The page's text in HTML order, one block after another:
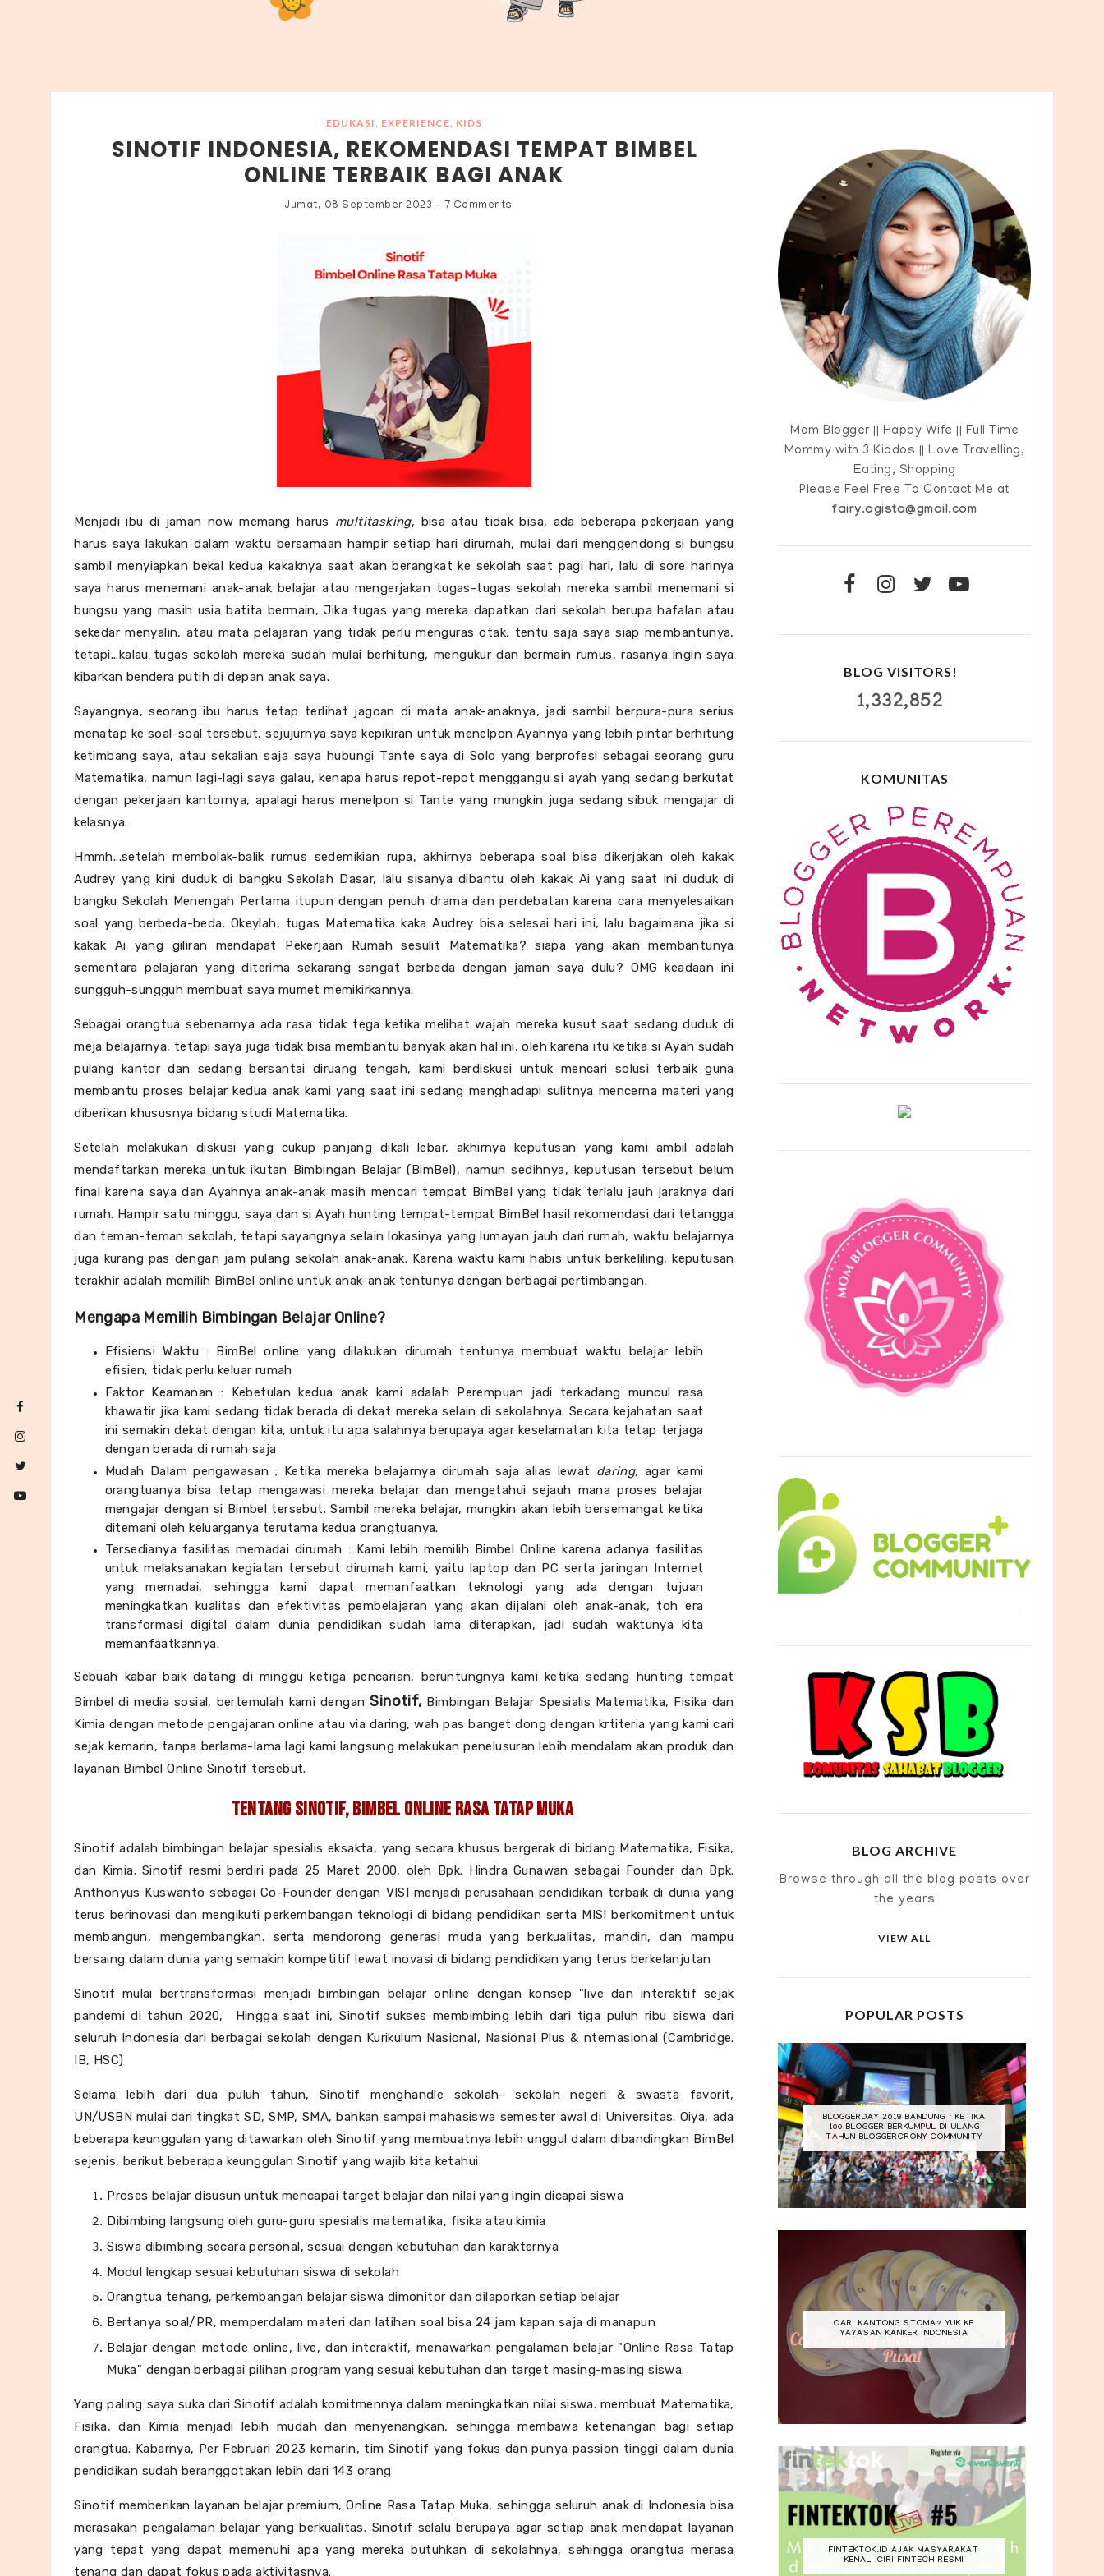
EDUKASI, EXPERIENCE, KIDS
SINOTIF INDONESIA, REKOMENDASI TEMPAT BIMBEL
ONLINE TERBAIK BAGI ANAK
Jumat, 08 September 2023 - 7 Comments
Menjadi ibu di jaman now memang harus multitasking, bisa atau tidak bisa, ada beberapa pekerjaan yang
harus saya lakukan dalam waktu bersamaan hampir setiap hari dirumah, mulai dari menggendong si bungsu
sambil menyiapkan bekal kedua kakaknya saat akan berangkat ke sekolah saat pagi hari, lalu di sore harinya
saya harus menemani anak-anak belajar atau mengerjakan tugas-tugas sekolah mereka sambil menemani si
bungsu yang masih usia batita bermain, Jika tugas yang mereka dapatkan dari sekolah berupa hafalan atau
sekedar menyalin, atau mata pelajaran yang tidak perlu menguras otak, tentu saja saya siap membantunya,
tetapi...kalau tugas sekolah mereka sudah mulai berhitung, mengukur dan bermain rumus, rasanya ingin saya
kibarkan bendera putih di depan anak saya.
Sayangnya, seorang ibu harus tetap terlihat jagoan di mata anak-anaknya, jadi sambil berpura-pura serius
menatap ke soal-soal tersebut, sejujurnya saya kepikiran untuk menelpon Ayahnya yang lebih pintar berhitung
ketimbang saya, atau sekalian saja saya hubungi Tante saya di Solo yang berprofesi sebagai seorang guru
Matematika, namun lagi-lagi saya galau, kenapa harus repot-repot menggangu si ayah yang sedang berkutat
dengan pekerjaan kantornya, apalagi harus menelpon si Tante yang mungkin juga sedang sibuk mengajar di
kelasnya.
Hmmh...setelah membolak-balik rumus sedemikian rupa, akhirnya beberapa soal bisa dikerjakan oleh kakak
Audrey yang kini duduk di bangku Sekolah Dasar, lalu sisanya dibantu oleh kakak Ai yang saat ini duduk di
bangku Sekolah Menengah Pertama itupun dengan penuh drama dan perdebatan karena cara menyelesaikan
soal yang berbeda-beda. Okeylah, tugas Matematika kaka Audrey bisa selesai hari ini, lalu bagaimana jika si
kakak Ai yang giliran mendapat Pekerjaan Rumah sesulit Matematika? siapa yang akan membantunya
sementara pelajaran yang diterima sekarang sangat berbeda dengan jaman saya dulu? OMG keadaan ini
sungguh-sungguh membuat saya mumet memikirkannya.
Sebagai orangtua sebenarnya ada rasa tidak tega ketika melihat wajah mereka kusut saat sedang duduk di
meja belajarnya, tetapi saya juga tidak bisa membantu banyak akan hal ini, oleh karena itu ketika si Ayah sudah
pulang kantor dan sedang bersantai diruang tengah, kami berdiskusi untuk mencari solusi terbaik guna
membantu proses belajar kedua anak kami yang saat ini sedang menghadapi sulitnya mencerna materi yang
diberikan khususnya bidang studi Matematika.
Setelah melakukan diskusi yang cukup panjang dikali lebar, akhirnya keputusan yang kami ambil adalah
mendaftarkan mereka untuk ikutan Bimbingan Belajar (BimBel), namun sedihnya, keputusan tersebut belum
final karena saya dan Ayahnya anak-anak masih mencari tempat BimBel yang tidak terlalu jauh jaraknya dari
rumah. Hampir satu minggu, saya dan si Ayah hunting tempat-tempat BimBel hasil rekomendasi dari tetangga
dan teman-teman sekolah, tetapi sayangnya selain lokasinya yang lumayan jauh dari rumah, waktu belajarnya
juga kurang pas dengan jam pulang sekolah anak-anak. Karena waktu kami habis untuk berkeliling, keputusan
terakhir adalah memilih BimBel online untuk anak-anak tentunya dengan berbagai pertimbangan.
Mengapa Memilih Bimbingan Belajar Online?
Efisiensi Waktu : BimBel online yang dilakukan dirumah tentunya membuat waktu belajar lebih
efisien, tidak perlu keluar rumah
Faktor Keamanan : Kebetulan kedua anak kami adalah Perempuan jadi terkadang muncul rasa
khawatir jika kami sedang tidak berada di dekat mereka selain di sekolahnya. Secara kejahatan saat
ini semakin dekat dengan kita, untuk itu apa salahnya berupaya agar keselamatan kita tetap terjaga
dengan berada di rumah saja
Mudah Dalam pengawasan ; Ketika mereka belajarnya dirumah saja alias lewat daring, agar kami
orangtuanya bisa tetap mengawasi mereka belajar dan mengetahui sejauh mana proses belajar
mengajar dengan si Bimbel tersebut. Sambil mereka belajar, mungkin akan lebih bersemangat ketika
ditemani oleh keluarganya terutama kedua orangtuanya.
Tersedianya fasilitas memadai dirumah : Kami lebih memilih Bimbel Online karena adanya fasilitas
untuk melaksanakan kegiatan tersebut dirumah kami, yaitu laptop dan PC serta jaringan Internet
yang memadai, sehingga kami dapat memanfaatkan teknologi yang ada dengan tujuan
meningkatkan kualitas dan efektivitas pembelajaran yang akan dijalani oleh anak-anak, toh era
transformasi digital dalam dunia pendidikan sudah lama diterapkan, jadi sudah waktunya kita
memanfaatkannya.
Sebuah kabar baik datang di minggu ketiga pencarian, beruntungnya kami ketika sedang hunting tempat
Bimbel di media sosial, bertemulah kami denganSinotif, Bimbingan Belajar Spesialis Matematika, Fisika dan
Kimia dengan metode pengajaran online atau via daring, wah pas banget dong dengan krtiteria yang kami cari
sejak kemarin, tanpa berlama-lama lagi kami langsung melakukan penelusuran lebih mendalam akan produk dan
layanan Bimbel Online Sinotif tersebut.
Tentang Sinotif, Bimbel Online Rasa Tatap Muka
Sinotif adalah bimbingan belajar spesialis eksakta, yang secara khusus bergerak di bidang Matematika, Fisika,
dan Kimia. Sinotif resmi berdiri pada 25 Maret 2000,oleh Bpk. Hindra Gunawan sebagai Founder dan Bpk.
Anthonyus Kuswanto sebagai Co-Founder dengan VISI menjadi perusahaan pendidikan terbaik di dunia yang
terus berinovasi dan mengikuti perkembangan teknologi di bidang pendidikan serta MISIberkomitment untuk
membangun, mengembangkan. serta mendorong generasi muda yang berkualitas, mandiri, dan mampu
bersaing dalam dunia yang semakin kompetitif lewat inovasi di bidang pendidikan yang terus berkelanjutan
Sinotif mulai bertransformasi menjadi bimbingan belajar online dengan konsep "live dan interaktif sejak
pandemi di tahun 2020, Hingga saat ini, Sinotif sukses membimbing lebih dari tiga puluh ribu siswa dari
seluruh Indonesiadari berbagai sekolah dengan Kurikulum Nasional, Nasional Plus & nternasional (Cambridge.
IB, HSC)
Selama lebih dari dua puluh tahun, Sinotif menghandle sekolah- sekolah negeri & swasta favorit,
UN/USBN mulai dari tingkat SD, SMP, SMA, bahkan sampai mahasiswa semester awal di Universitas. Oiya, ada
beberapa keunggulan yang ditawarkan oleh Sinotif yang membuatnya lebih unggul dalam dibandingkan BimBel
sejenis, berikut beberapa keunggulan Sinotif yang wajib kita ketahui
Proses belajar disusun untuk mencapai target belajar dan nilai yang ingin dicapai siswa
Dibimbing langsung oleh guru-guru spesialis matematika, fisika atau kimia
Siswa dibimbing secara personal, sesuai dengan kebutuhan dan karakternya
Modul lengkap sesuai kebutuhan siswa di sekolah
Orangtua tenang, perkembangan belajar siswa dimonitor dan dilaporkan setiap belajar
Bertanya soal/PR, memperdalam materi dan latihan soal bisa 24 jam kapan saja di manapun
Belajar dengan metodeonline, live, dan interaktif, menawarkan pengalaman belajar "Online Rasa Tatap
Muka" dengan berbagai pilihan program yang sesuai kebutuhan dan target masing-masing siswa.
Yang paling saya suka dari Sinotif adalah komitmennya dalam meningkatkan nilai siswa. membuat Matematika,
Fisika, dan Kimia menjadi lebih mudah dan menyenangkan, sehingga membawa ketenangan bagi setiap
orangtua. Kabarnya, Per Februari 2023 kemarin, tim Sinotif yang fokus dan punya passion tinggi dalam dunia
pendidikan sudah beranggotakan lebih dari 143 orang
Sinotif memberikan layanan belajar premium, Online Rasa Tatap Muka, sehingga seluruh anak di Indonesia bisa
merasakan pengalaman belajar yang berkualitas. Sinotif selalu berupaya agar setiap anak mendapat layanan
yang tepat yang dapat memenuhi apa yang mereka butuhkan di sekolahnya, sehingga orangtua merasa
tenang dan dapat fokus pada aktivitasnya.
Mom Blogger || Happy Wife || Full Time
Mommy with 3 Kiddos || Love Travelling,
Eating, Shopping
Please Feel Free To Contact Me at
fairy.agista@gmail.com
BLOG VISITORS!
1,332,852
KOMUNITAS
BLOG ARCHIVE
Browse through all the blog posts over
the years
VIEW ALL
POPULAR POSTS
BLOGGERDAY 2019 BANDUNG : KETIKA
100 BLOGGER BERKUMPUL DI ULANG
TAHUN BLOGGERCRONY COMMUNITY
CARI KANTONG STOMA? YUK KE
YAYASAN KANKER INDONESIA
FINTEKTOK.ID AJAK MASYARAKAT
KENALI CIRI FINTECH RESMI